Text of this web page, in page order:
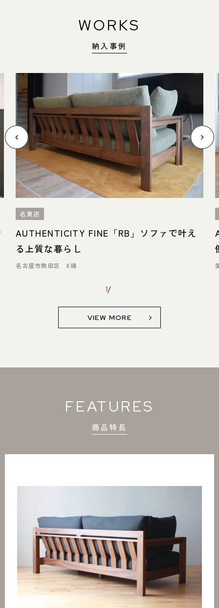
WORKS
納入事例
名東店
AUTHENTICITY FINE「RB」ソファで叶え
る上質な暮らし
名古屋市熱田区 K様
1/
VIEW MORE
FEATURES
商品特長